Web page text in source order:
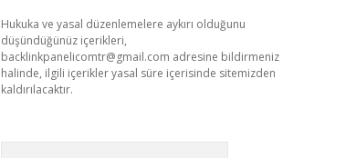
Hukuka ve yasal düzenlemelere aykırı olduğunu
düşündüğünüz içerikleri,
backlinkpanelicomtr@gmail.com adresine bildirmeniz
halinde, ilgili içerikler yasal süre içerisinde sitemizden
kaldırılacaktır.